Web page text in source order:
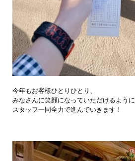
今年もお客様ひとりひとり、
みなさんに笑顔になっていただけるように
スタッフ一同全力で進んでいきます！